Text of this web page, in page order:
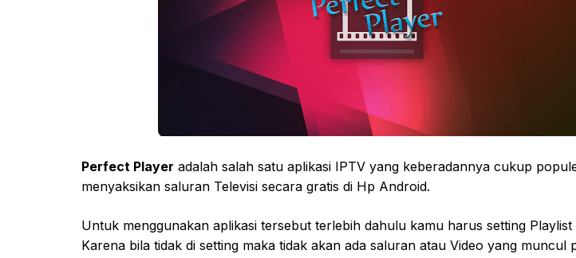
Perfect Player adalah salah satu aplikasi IPTV yang keberadannya cukup
menyaksikan saluran Televisi secara gratis di Hp Android.
Untuk menggunakan aplikasi tersebut terlebih dahulu kamu harus setting Playlist
Karena bila tidak di setting maka tidak akan ada saluran atau Video yang muncul